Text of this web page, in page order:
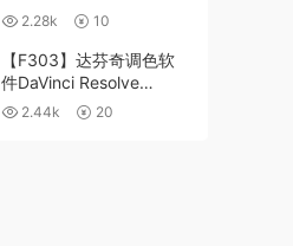
预设 MonoNodes LOOK
LAB PRINT V4.0
2.28k 10
【F303】达芬奇调色软
件DaVinci Resolve
Studio21.0.3 中文版
2.44k 20